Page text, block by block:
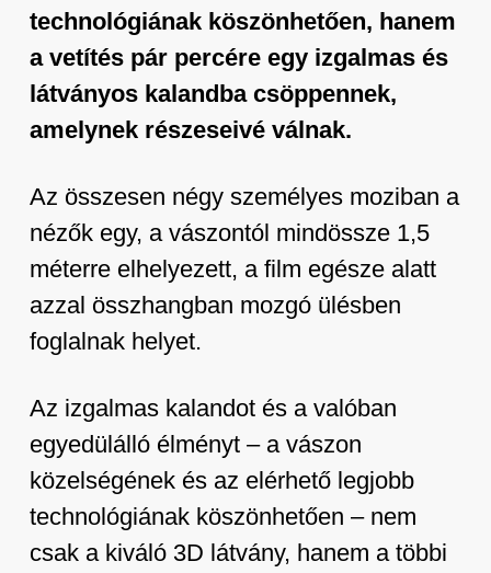
technológiának köszönhetően, hanem
a vetítés pár percére egy izgalmas és
látványos kalandba csöppennek,
amelynek részeseivé válnak.
Az összesen négy személyes moziban a
nézők egy, a vászontól mindössze 1,5
méterre elhelyezett, a film egésze alatt
azzal összhangban mozgó ülésben
foglalnak helyet.
Az izgalmas kalandot és a valóban
egyedülálló élményt – a vászon
közelségének és az elérhető legjobb
technológiának köszönhetően – nem
csak a kiváló 3D látvány, hanem a többi